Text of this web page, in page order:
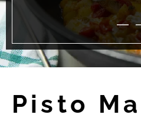
Pisto